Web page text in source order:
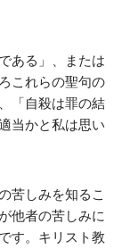
ある」、または
これらの聖句の
「自殺は罪の結
当かと私は思い
苦しみを知るこ
他者の苦しみに
す。キリスト教